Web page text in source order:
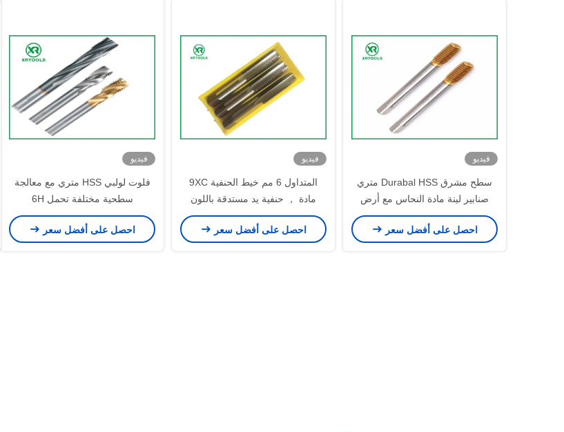
فيديو
سطح مشرق Durabal HSS متري
صنابير لينة مادة النحاس مع أرض
دائرية
احصل على أفضل سعر
فيديو
المتداول 6 مم خيط الحنفية 9XC
مادة ， حنفية يد مستدقة باللون
الأحمر الصلب
احصل على أفضل سعر
فيديو
فلوت لولبي HSS متري مع معالجة
سطحية مختلفة تحمل 6H
احصل على أفضل سعر